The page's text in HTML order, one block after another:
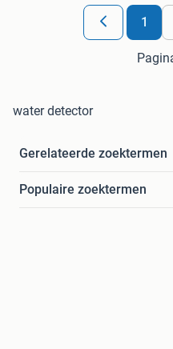
1
water detector
Gerelateerde zoektermen
Populaire zoektermen